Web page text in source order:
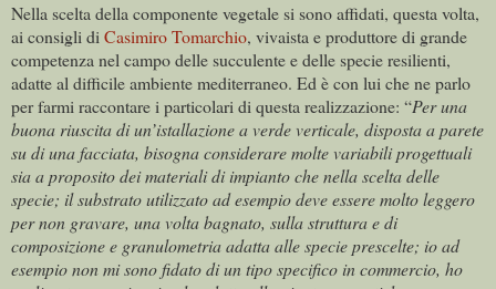
Nella scelta della componente vegetale si sono affidati, questa volta,
ai consigli diCasimiro Tomarchio, vivaista e produttore di grande
competenza nel campo delle succulente e delle specie resilienti,
adatte al difficile ambiente mediterraneo. Ed è con lui che ne parlo
per farmi raccontare i particolari di questa realizzazione: “Per una
buona riuscita di un’istallazione a verde verticale, disposta a parete
su di una facciata, bisogna considerare molte variabili progettuali
sia a proposito dei materiali di impianto che nella scelta delle
specie; il substrato utilizzato ad esempio deve essere molto leggero
per non gravare, una volta bagnato, sulla struttura e di
composizione e granulometria adatta alle specie prescelte; io ad
esempio non mi sono fidato di un tipo specifico in commercio, ho